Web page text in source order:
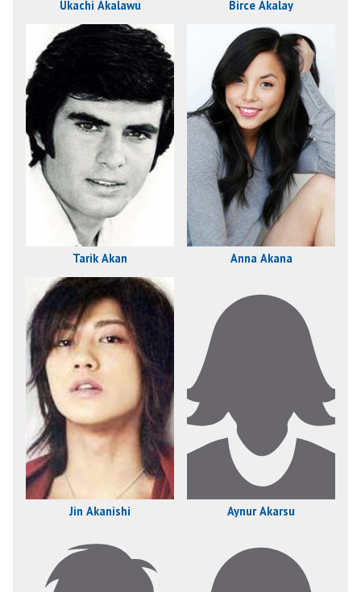
Ukachi Akalawu Birce Akalay
Tarik Akan Anna Akana
Jin Akanishi Aynur Akarsu